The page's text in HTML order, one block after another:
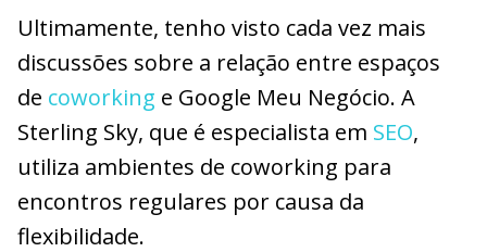
Ultimamente, tenho visto cada vez mais
discussões sobre a relação entre espaços
de coworking e Google Meu Negócio. A
Sterling Sky, que é especialista em SEO,
utiliza ambientes de coworking para
encontros regulares por causa da
flexibilidade.